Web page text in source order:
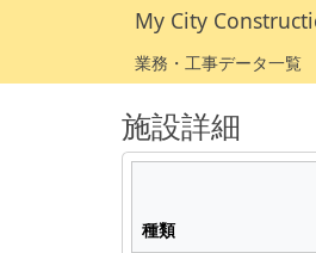
My City
業務・工事データ一覧
施設詳細
種類